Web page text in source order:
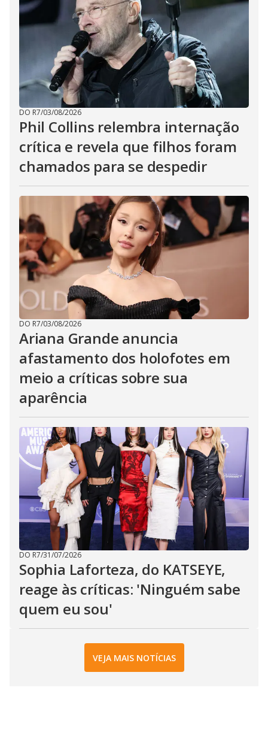
DO R7/03/08/2026
Phil Collins relembra internação
crítica e revela que filhos foram
chamados para se despedir
DO R7/03/08/2026
Ariana Grande anuncia
afastamento dos holofotes em
meio a críticas sobre sua
aparência
DO R7/31/07/2026
Sophia Laforteza, do KATSEYE,
reage às críticas: 'Ninguém sabe
quem eu sou'
VEJA MAIS NOTÍCIAS